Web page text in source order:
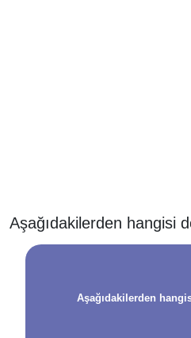
Aşağıdakilerden hangisi
Aşağıdakilerden